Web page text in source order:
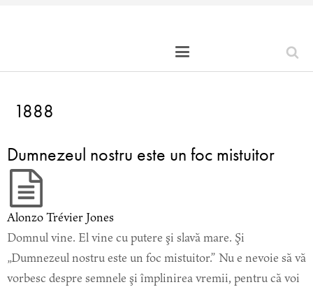
1888
Dumnezeul nostru este un foc mistuitor
Alonzo Trévier Jones
Domnul vine. El vine cu putere şi slavă mare. Şi
„Dumnezeul nostru este un foc mistuitor.” Nu e nevoie să vă
vorbesc despre semnele şi împlinirea vremii, pentru că voi